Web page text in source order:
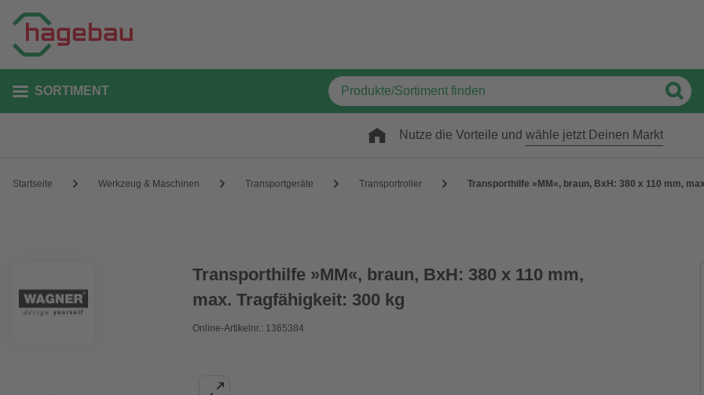
SORTIMENT
Nutze die Vorteile und wähle jetzt Deinen Markt
Startseite Werkzeug & Maschinen Transportgeräte Transportroller Transporthilfe »MM«, braun, BxH: 380 x 110 mm,
Transporthilfe »MM«, braun, BxH: 380 x 110 mm,
max. Tragfähigkeit: 300 kg
Online-Artikelnr.: 1365384